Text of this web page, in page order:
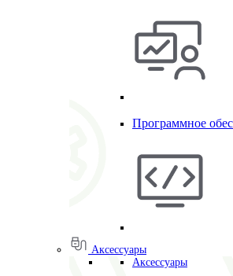
Программное
Аксессуары
Аксессуары